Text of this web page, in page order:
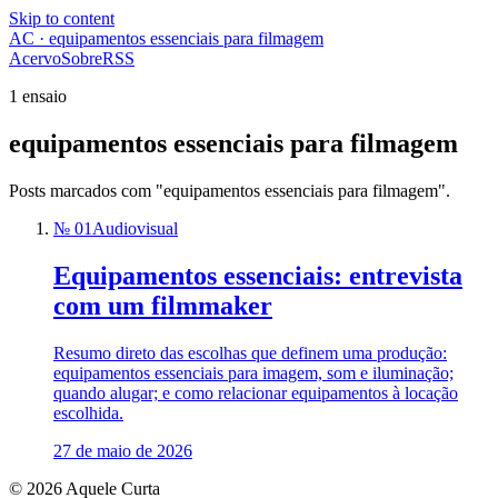
Skip to content
AC · equipamentos essenciais para filmagem
AcervoSobreRSS
1 ensaio
equipamentos essenciais para filmagem
Posts marcados com "equipamentos essenciais para filmagem".
№ 01 Audiovisual
Equipamentos essenciais: entrevista
com um filmmaker
Resumo direto das escolhas que definem uma produção:
equipamentos essenciais para imagem, som e iluminação;
quando alugar; e como relacionar equipamentos à locação
escolhida.
27 de maio de 2026
© 2026 Aquele Curta